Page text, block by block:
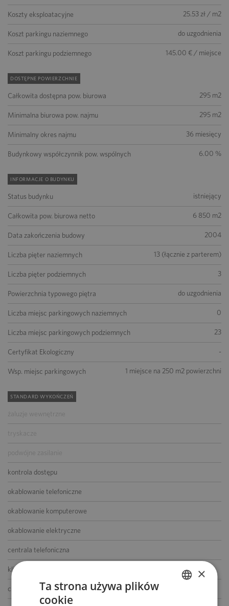
Koszty eksploatacyjne 25.53 zł / m2
Koszt parkingu naziemnego do uzgodnienia
Koszt parkingu podziemnego 145.00 € / miejsce
DOSTĘPNE POWIERZCHNIE
Całkowita dostępna pow. biurowa 295 m2
Minimalna biurowa pow. najmu 295 m2
Minimalny okres najmu 36 miesięcy
Budynkowy współczynnik pow. wspólnych 6.00 %
INFORMACJE O BUDYNKU
Status budynku istniejący
Całkowita pow. biurowa netto 6 850 m2
Data zakończenia budowy 2004
Liczba pięter naziemnych 13 (łącznie z parterem)
Liczba pięter podziemnych 3
Powierzchnia typowego piętra do uzgodnienia
Liczba miejsc parkingowych naziemnych 0
Liczba miejsc parkingowych podziemnych 23
Certyfikat Ekologiczny -
Wsp. miejsc parkingowych 1 miejsce na 250 m2 powierzchni
STANDARD WYKOŃCZEŃ
żaluzje wewnętrzne
tryskacze
podwójne zasilanie
kontrola dostępu
okablowanie telefoniczne
okablowanie komputerowe
okablowanie elektryczne
centrala telefoniczna
klimatyzacja
czujniki dymu i ciepła
×
Ta strona używa plików
cookie